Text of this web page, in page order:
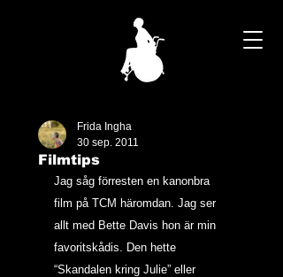
Filmtips
Frida Ingha
30 sep. 2011
Jag såg förresten en kanonbra
film på TCM häromdan. Jag ser
allt med Bette Davis hon är min
favoritskådis. Den hette
“Skandalen kring Julie” eller